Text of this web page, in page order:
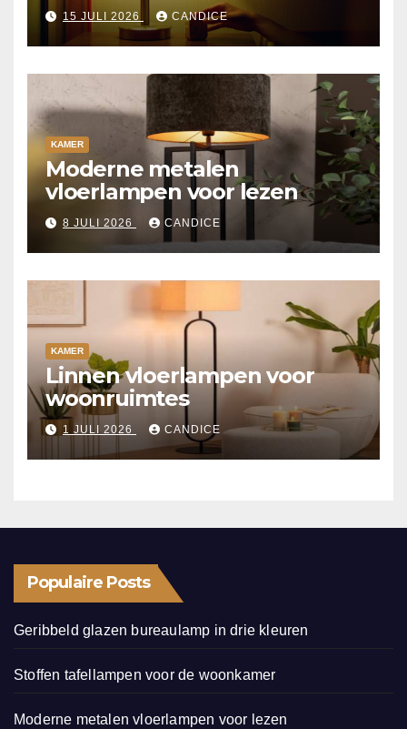
15 JULI 2026 CANDICE
KAMER
Moderne metalen
vloerlampen voor lezen
8 JULI 2026 CANDICE
KAMER
Linnen vloerlampen voor
woonruimtes
1 JULI 2026 CANDICE
Populaire Posts
Geribbeld glazen bureaulamp in drie kleuren
Stoffen tafellampen voor de woonkamer
Moderne metalen vloerlampen voor lezen